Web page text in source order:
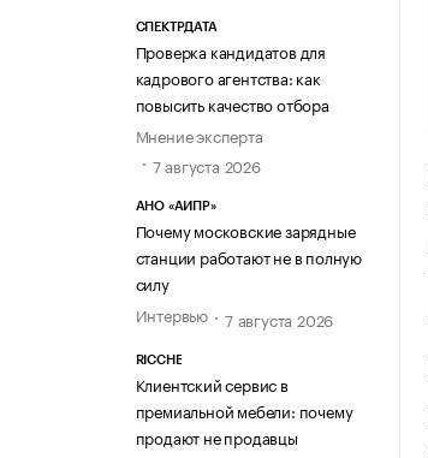
СПЕКТРДАТА
Проверка кандидатов для
кадрового агентства: как
повысить качество отбора
Мнение эксперта
7 августа 2026
АНО «АИПР»
Почему московские зарядные
станции работают не в полную
силу
Интервью
7 августа 2026
RICCHE
Клиентский сервис в
премиальной мебели: почему
продают не продавцы